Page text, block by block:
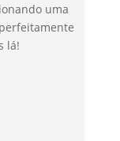
uma
lá!